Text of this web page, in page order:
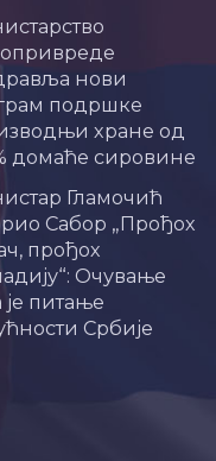
нови
подршке
хране од
домаће сировине
Гламочић
Сабор „Прођох
прођох
Очување
је питање
Србије